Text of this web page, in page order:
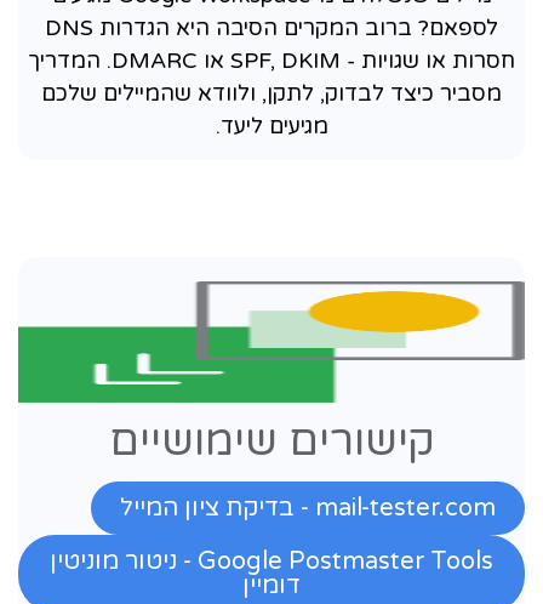
לספאם? ברוב המקרים הסיבה היא הגדרות DNS
חסרות או שגויות - SPF, DKIM או DMARC. המדריך
מסביר כיצד לבדוק, לתקן, ולוודא שהמיילים שלכם
מגיעים ליעד.
קישורים שימושיים
mail-tester.com - בדיקת ציון המייל
Google Postmaster Tools - ניטור מוניטין
דומיין